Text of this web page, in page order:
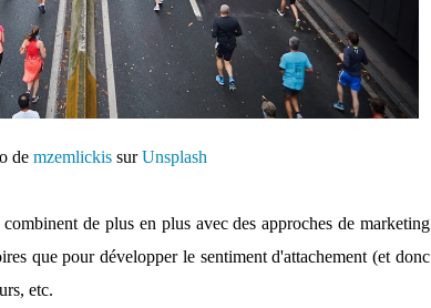
de mzemlickissurUnsplash
de plus en plus avec des approches de marketing
que pour développer le sentiment d'attachement (et donc
etc.